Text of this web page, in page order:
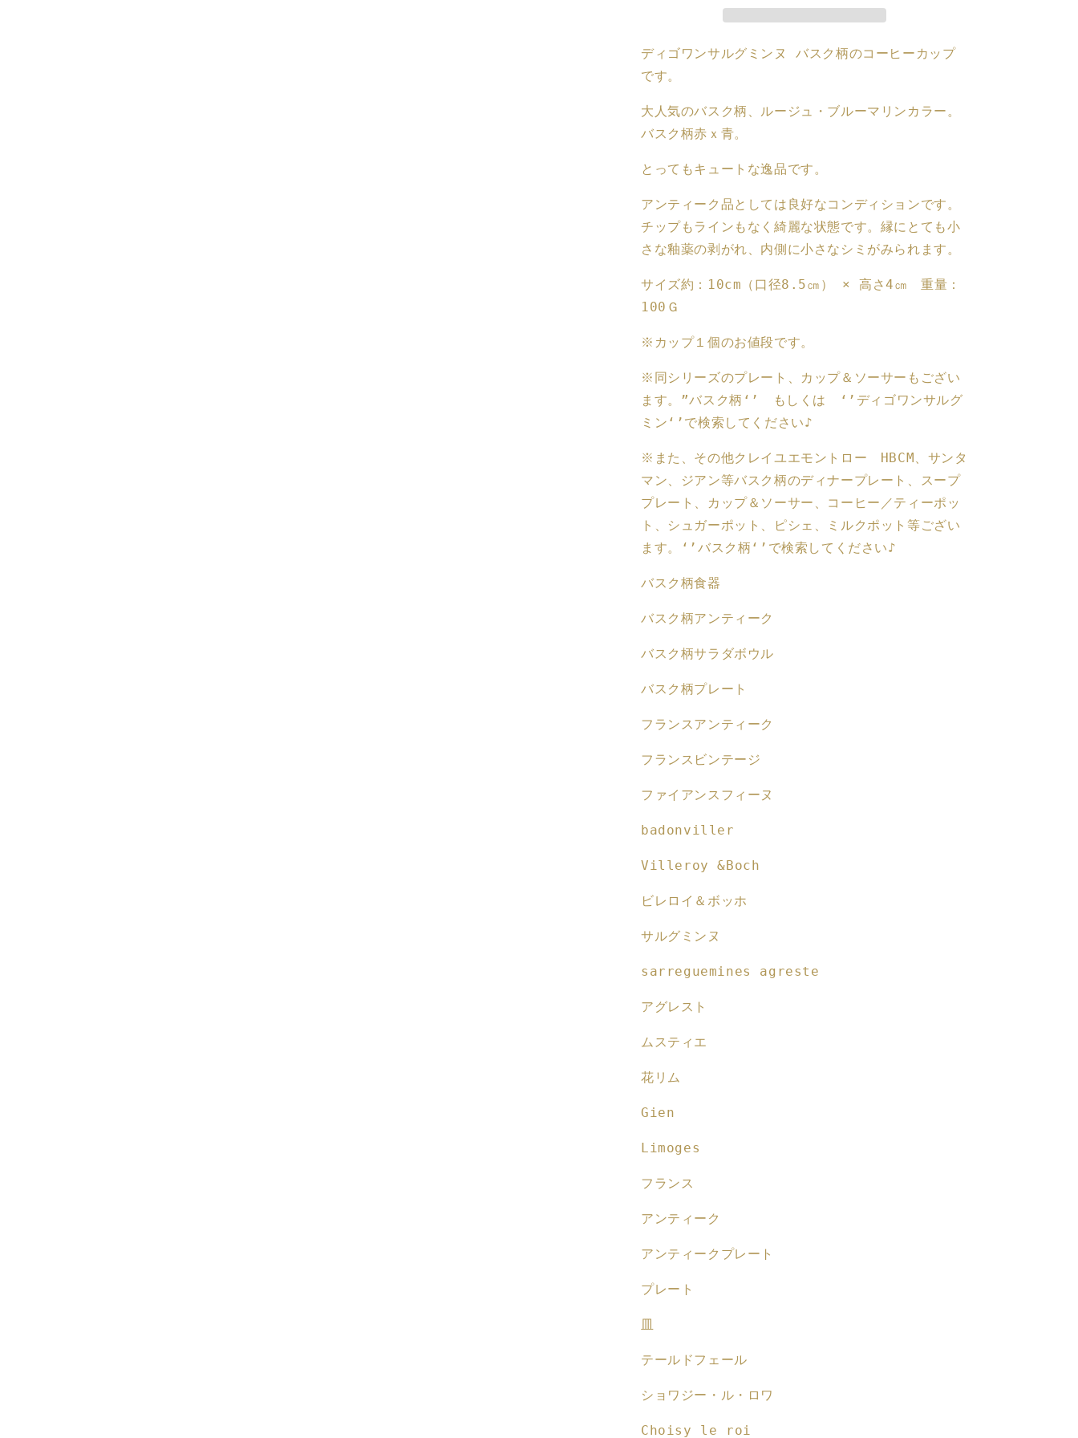
ン
ヌ
ス
ク
コ
ヒ
ー
カ
プ
『ル
ジ
マ
リ
ン』
フ
ラ
ン
ス
ア
ン
テ
ィ
ー
食
フ
ン
蚤
市・
ブ
カ
ト
ス
柄
食
の
量
減
す
グ
ン
ス
ク
コ
ヒ
ー
カ
プ
ジ
マ
リ
ン』
フ
ラ
ン
ア
ン
ー
食
フ
ン
市・
カ
ト
柄
ディゴワンサルグミンヌ バスク柄のコーヒーカップ
です。
大人気のバスク柄、ルージュ・ブルーマリンカラー。
バスク柄赤ｘ青。
とってもキュートな逸品です。
アンティーク品としては良好なコンディションです。
チップもラインもなく綺麗な状態です。縁にとても小
さな釉薬の剥がれ、内側に小さなシミがみられます。
サイズ約：10cm（口径8.5㎝） × 高さ4㎝ 重量：
100Ｇ
※カップ１個のお値段です。
※同シリーズのプレート、カップ＆ソーサーもござい
ます。”バスク柄‘’ もしくは ‘’ディゴワンサルグ
ミン‘’で検索してください♪
※ また、その他クレイユエモントロー HBCM、サンタ
マン、ジアン等バスク柄のディナープレート、スープ
プレート、カップ＆ソーサー、コーヒー／ティーポッ
ト、シュガーポット、ピシェ、ミルクポット等ござい
ます。‘’バスク柄‘’で検索してください♪
バスク柄食器
バスク柄アンティーク
バスク柄サラダボウル
バスク柄プレート
フランスアンティーク
フランスビンテージ
ファイアンスフィーヌ
badonviller
Villeroy &Boch
ビレロイ＆ボッホ
サルグミンヌ
sarreguemines agreste
アグレスト
ムスティエ
花リム
Gien
Limoges
フランス
アンティーク
アンティークプレート
プレート
皿
テールドフェール
ショワジー・ル・ロワ
Choisy le roi